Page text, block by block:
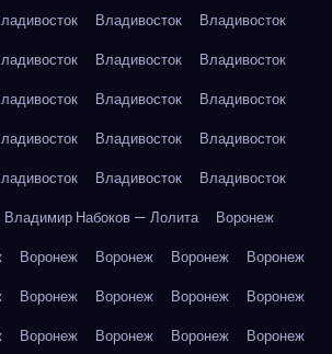
Владивосток
Владивосток
Владивосток
Владивосток
Владивосток
Владивосток
Владивосток
Владивосток
Владивосток
Владивосток
Владимир Набоков — Лолита
Воронеж
Воронеж Воронеж Воронеж
Воронеж
Воронеж Воронеж Воронеж
Воронеж
Воронеж Воронеж Воронеж
Воронеж